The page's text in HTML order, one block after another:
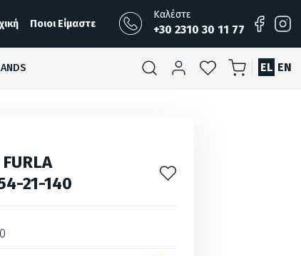
Ποιοι Είμαστε
Καλέστε
+30 2310 30 11 77
EL EN
21-140